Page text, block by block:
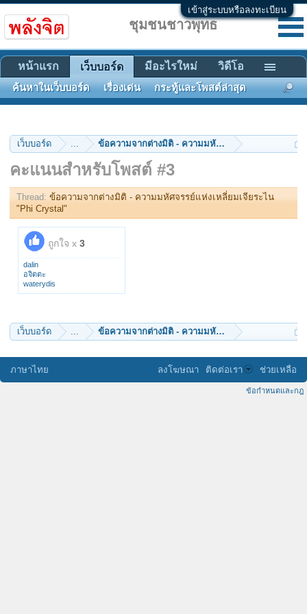
เข้าสู่ระบบหรือลงทะเบียน
เว็บบอร์ด ... ข้อความจากต่างมิติ - ความมหัศจรรย์แห่งเหลี่ยมเจียร
คะแนนสำหรับโพสต์ #3
Thread: ข้อความจากต่างมิติ - ความมหัศจรรย์แห่งเหลี่ยมเจียระไน
"Phi Crystal"
ถูกใจ x 3
dalin
อจิตตะ
waterydis
เว็บบอร์ด ... ข้อความจากต่างมิติ - ความมหัศจรรย์แห่งเหลี่ยมเจียร
ชุมชนชาวพุทธ
หน้าแรก เว็บบอร์ด
ค้นหาในเว็บบอร์ด เรื่องเด่น กระทู้และโพสต์ล่าสุด
มีอะไรใหม่ วิดีโอ
ภาษาไทย ลงโฆษณา ติดต่อเรา ช่วยเหลือ
ข้อกำหนดและกฎ